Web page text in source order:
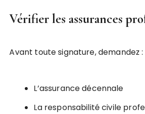
Vérifier les assurances
Avant toute signature, demandez :
L’assurance décennale
La responsabilité civile